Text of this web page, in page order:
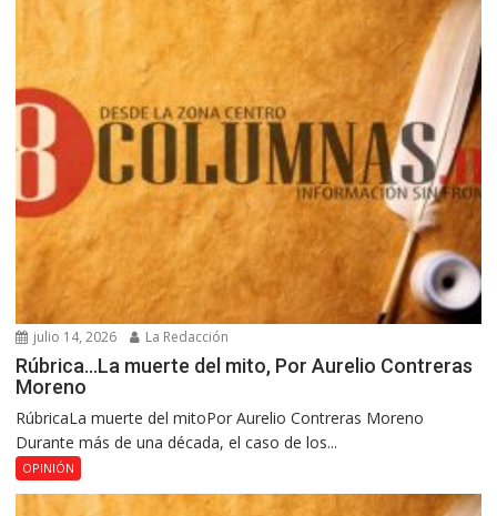
julio 14, 2026 La Redacción
Rúbrica…La muerte del mito, Por Aurelio Contreras
Moreno
RúbricaLa muerte del mitoPor Aurelio Contreras Moreno
Durante más de una década, el caso de los...
OPINIÓN